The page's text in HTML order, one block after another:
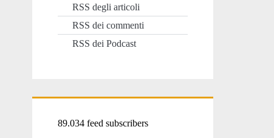
RSS degli articoli
RSS dei commenti
RSS dei Podcast
89.034 feed subscribers